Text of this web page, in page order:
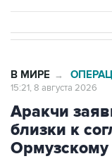
В МИРЕ →
15:21, 8 августа 2026
Аракчи
близки к